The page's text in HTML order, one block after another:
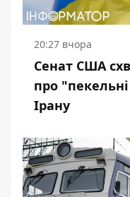
20:27 вчора
Сенат США
про "пекельні
Ірану